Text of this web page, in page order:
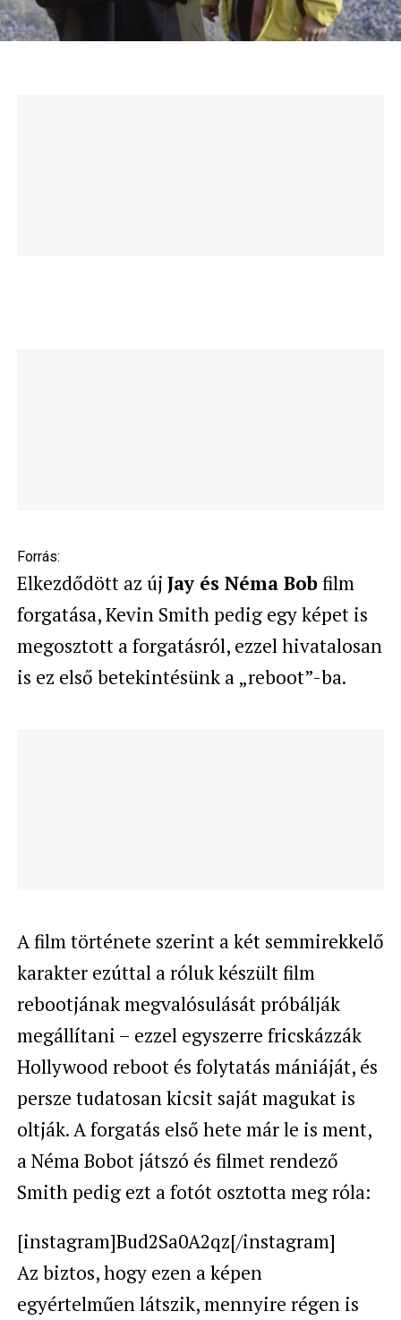
Forrás:
Elkezdődött az új Jay és Néma Bobfilm
forgatása, Kevin Smith pedig egy képet is
megosztott a forgatásról, ezzel hivatalosan
is ez első betekintésünk a „reboot”-ba.
A film története szerint a két semmirekkelő
karakter ezúttal a róluk készült film
rebootjának megvalósulását próbálják
megállítani – ezzel egyszerre fricskázzák
Hollywood reboot és folytatás mániáját, és
persze tudatosan kicsit saját magukat is
oltják. A forgatás első hete már le is ment,
a Néma Bobot játszó és filmet rendező
Smith pedig ezt a fotót osztotta meg róla:
[instagram]Bud2Sa0A2qz[/instagram]
Az biztos, hogy ezen a képen
egyértelműen látszik, mennyire régen is